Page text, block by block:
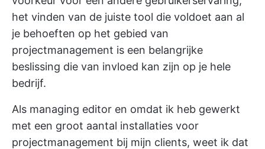
het vinden van de juiste tool die voldoet aan al
je behoeften op het gebied van
projectmanagement is een belangrijke
beslissing die van invloed kan zijn op je hele
bedrijf.
Als managing editor en omdat ik heb gewerkt
met een groot aantal installaties voor
projectmanagement bij mijn clients, weet ik dat